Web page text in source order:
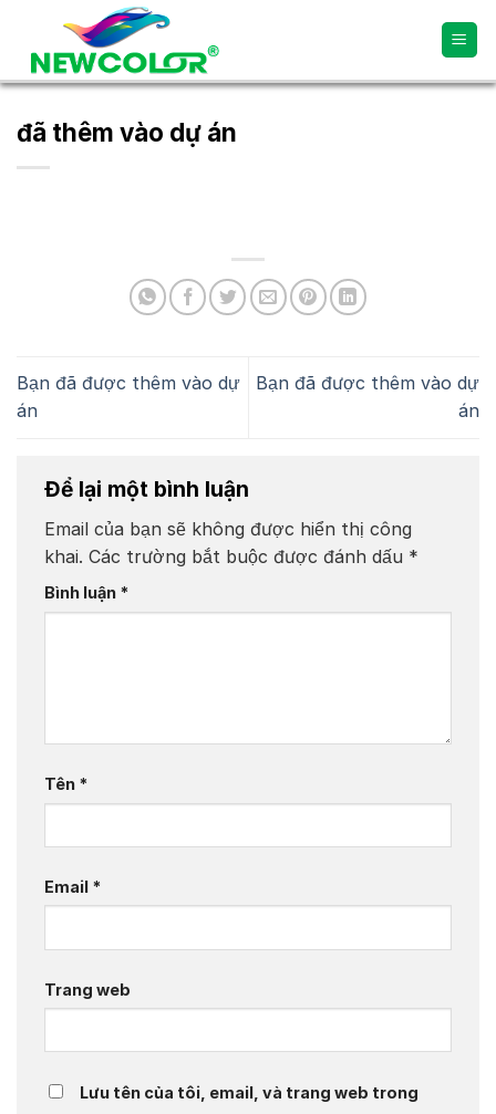
content
đã thêm vào dự án
Bạn đã được thêm vào dự
án
Bạn đã được thêm vào dự
án
Để lại một bình luận
Email của bạn sẽ không được hiển thị công
khai. Các trường bắt buộc được đánh dấu *
Bình luận *
Tên *
Email *
Trang web
Lưu tên của tôi, email, và trang web trong